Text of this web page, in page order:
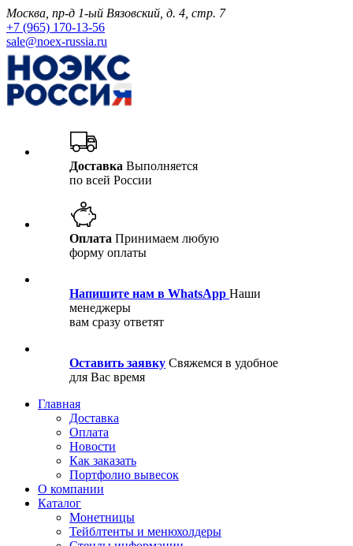
Москва, пр-д 1-ый Вязовский, д. 4, стр. 7
+7 (965) 170-13-56
sale@noex-russia.ru
Доставка Выполняется
по всей России
Оплата Принимаем любую
форму оплаты
Напишите нам в WhatsApp Наши
менеджеры
вам сразу ответят
Оставить заявку Свяжемся в удобное
для Вас время
Главная
Доставка
Оплата
Новости
Как заказать
Портфолио вывесок
О компании
Каталог
Монетницы
Тейблтенты и менюхолдеры